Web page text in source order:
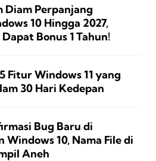
Diam Perpanjang
10 Hingga 2027,
Bonus 1 Tahun!
Fitur Windows 11 yang
30 Hari Kedepan
Bug Baru di
Windows 10, Nama File di
Aneh